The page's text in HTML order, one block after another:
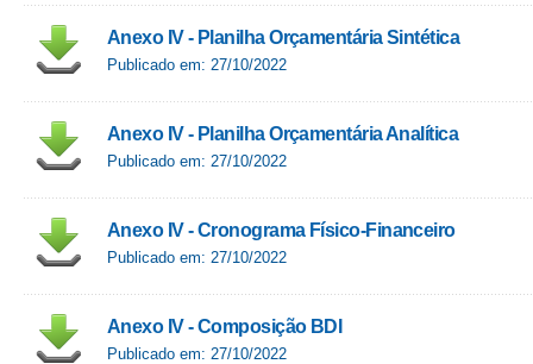
Anexo IV - Planilha Orçamentária Sintética
Publicado em: 27/10/2022
Anexo IV - Planilha Orçamentária Analítica
Publicado em: 27/10/2022
Anexo IV - Cronograma Físico-Financeiro
Publicado em: 27/10/2022
Anexo IV - Composição BDI
Publicado em: 27/10/2022